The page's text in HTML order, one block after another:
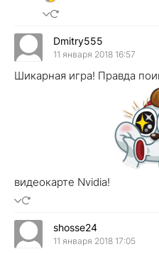
Dmitry555
11 января 2018 16:57
Шикарная игра! Правда
видеокарте Nvidia!
shosse24
11 января 2018 17:05